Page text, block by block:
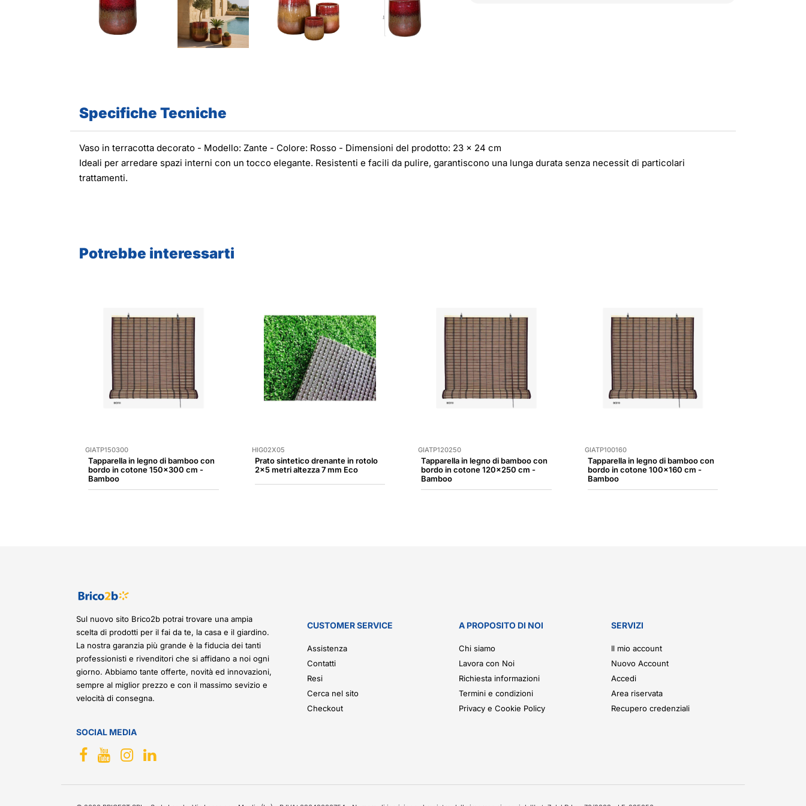
Specifiche Tecniche
Vaso in terracotta decorato - Modello: Zante - Colore: Rosso - Dimensioni del prodotto: 23 x 24 cm
Ideali per arredare spazi interni con un tocco elegante. Resistenti e facili da pulire, garantiscono una lunga durata senza necessit di particolari
trattamenti.
Potrebbe interessarti
GIATP150300
Tapparella in legno di bamboo con
bordo in cotone 150x300 cm -
Bamboo
HIG02X05
Prato sintetico drenante in rotolo
2x5 metri altezza 7 mm Eco
GIATP120250
Tapparella in legno di bamboo con
bordo in cotone 120x250 cm -
Bamboo
GIATP100160
Tapparella in legno di bamboo con
bordo in cotone 100x160 cm -
Bamboo
Sul nuovo sito Brico2b potrai trovare una ampia
scelta di prodotti per il fai da te, la casa e il giardino.
La nostra garanzia più grande è la fiducia dei tanti
professionisti e rivenditori che si affidano a noi ogni
giorno. Abbiamo tante offerte, novità ed innovazioni,
sempre al miglior prezzo e con il massimo sevizio e
velocità di consegna.
SOCIAL MEDIA
CUSTOMER SERVICE
Assistenza
Contatti
Resi
Cerca nel sito
Checkout
A PROPOSITO DI NOI
Chi siamo
Lavora con Noi
Richiesta informazioni
Termini e condizioni
Privacy e Cookie Policy
SERVIZI
Il mio account
Nuovo Account
Accedi
Area riservata
Recupero credenziali